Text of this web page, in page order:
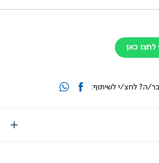
כאן
ה? לחצ/י לשיתוף: